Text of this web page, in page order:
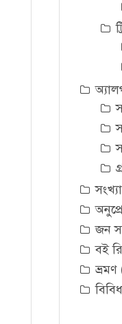
জন
বই
ভ্রমণ
বিবিধ